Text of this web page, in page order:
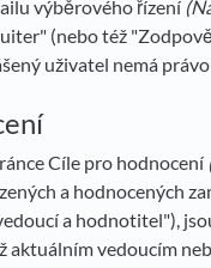
výběrového řízení
(nebo též
uživatel nemá
Cíle pro hodnocení
a hodnocených
a hodnotitel"),
aktuálním vedoucím